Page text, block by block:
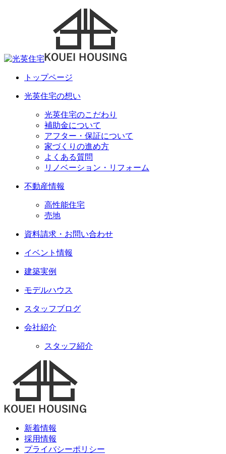
トップページ
光英住宅の想い
光英住宅のこだわり
補助金について
アフター・保証について
家づくりの進め方
よくある質問
リノベーション・リフォーム
不動産情報
高性能住宅
売地
資料請求・お問い合わせ
イベント情報
建築実例
モデルハウス
スタッフブログ
会社紹介
スタッフ紹介
新着情報
採用情報
プライバシーポリシー